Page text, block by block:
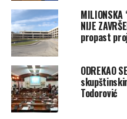
MILIONSKA
NIJE
propast
ODREKAO
Todorović